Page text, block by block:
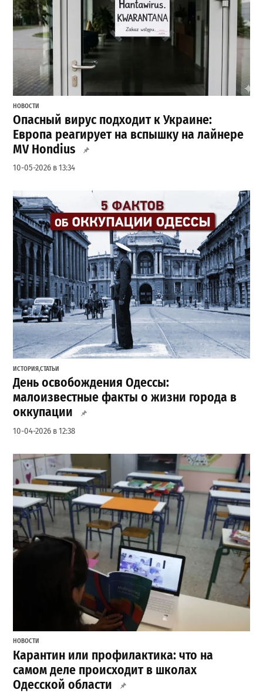
НОВОСТИ
Опасный вирус подходит к Украине:
Европа реагирует на вспышку на лайнере
MV Hondius
10-05-2026 в 13:34
ИСТОРИЯ,СТАТЬИ
День освобождения Одессы:
малоизвестные факты о жизни города в
оккупации
10-04-2026 в 12:38
НОВОСТИ
Карантин или профилактика: что на
самом деле происходит в школах
Одесской области